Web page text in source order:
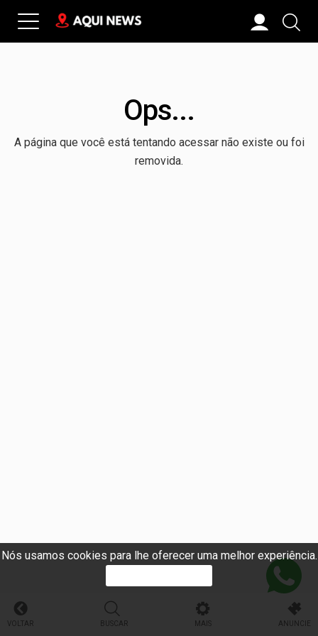
Nós usamos cookies para lhe oferecer uma melhor experiência.
Ops...
A página que você está tentando acessar não existe ou foi
removida.
VOLTAR BUSCAR MAIS ANUNCIE